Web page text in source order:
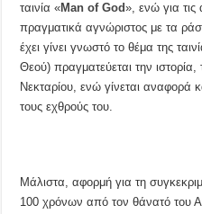
ταινία «Man of God», ενώ για τις
πραγματικά αγνώριστος με τα
έχει γίνει γνωστό το θέμα της
Θεού) πραγματεύεται την
Νεκταρίου, ενώ γίνεται αναφορά
τους εχθρούς του.
Μάλιστα, αφορμή για τη
100 χρόνων από τον θάνατό του